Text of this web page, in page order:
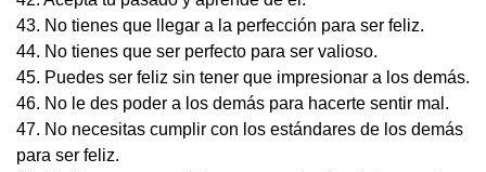
43. No tienes que llegar a la perfección para ser feliz.
44. No tienes que ser perfecto para ser valioso.
45. Puedes ser feliz sin tener que impresionar a los demás.
46. No le des poder a los demás para hacerte sentir mal.
47. No necesitas cumplir con los estándares de los demás
para ser feliz.